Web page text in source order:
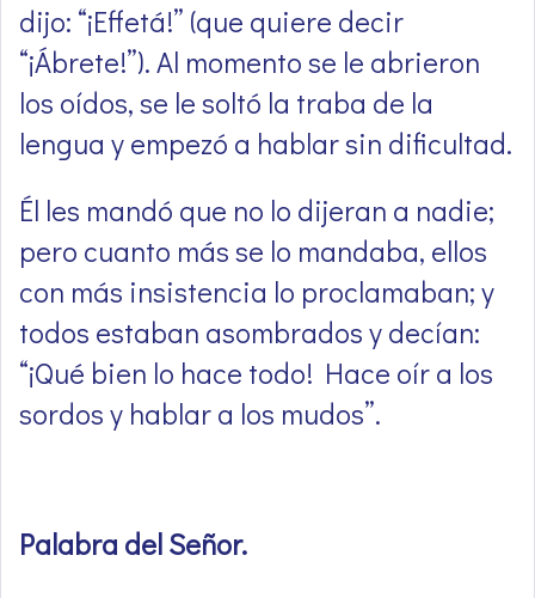
dijo: “¡Effetá!” (que quiere decir
“¡Ábrete!”). Al momento se le abrieron
los oídos, se le soltó la traba de la
lengua y empezó a hablar sin dificultad.
Él les mandó que no lo dijeran a nadie;
pero cuanto más se lo mandaba, ellos
con más insistencia lo proclamaban; y
todos estaban asombrados y decían:
“¡Qué bien lo hace todo! Hace oír a los
sordos y hablar a los mudos”.
Palabra del Señor.